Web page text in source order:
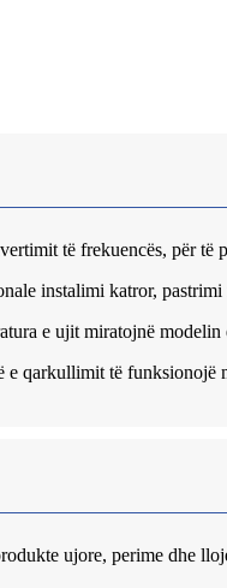
të frekuencës, për
instalimi katror,
e ujit miratojnë
qarkullimit të funksionojë
ujore, perime dhe